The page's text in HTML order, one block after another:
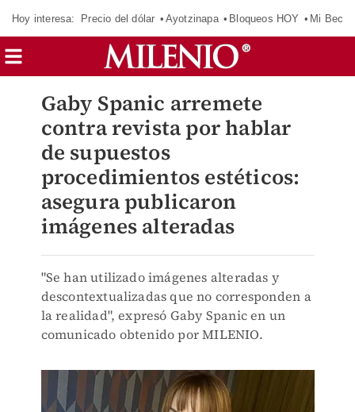
Hoy interesa: Precio del dólar Ayotzinapa Bloqueos HOY Mi Beca
Gaby Spanic arremete
contra revista por hablar
de supuestos
procedimientos estéticos:
asegura publicaron
imágenes alteradas
"Se han utilizado imágenes alteradas y
descontextualizadas que no corresponden a
la realidad", expresó Gaby Spanic en un
comunicado obtenido por MILENIO.